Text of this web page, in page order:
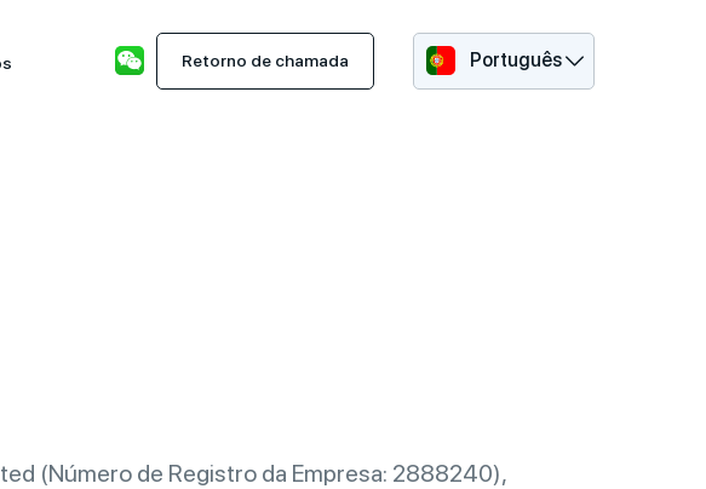
Retorno de chamada Português
(Número de Registro da Empresa: 2888240),